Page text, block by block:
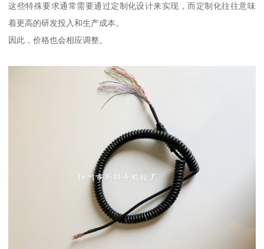
这些特殊要求通常需要通过定制化设计来实现，而定制化往往意味
着更高的研发投入和生产成本。
因此，价格也会相应调整。